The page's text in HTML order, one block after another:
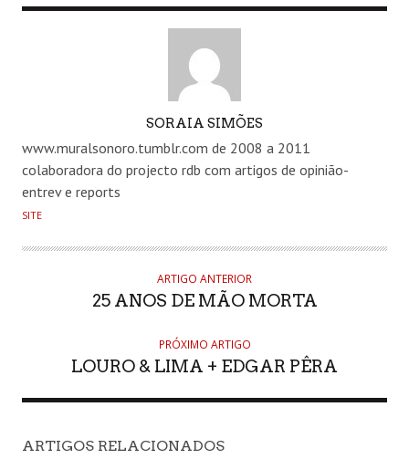
SORAIA SIMÕES
www.muralsonoro.tumblr.com de 2008 a 2011
colaboradora do projecto rdb com artigos de opinião-
entrev e reports
SITE
ARTIGO ANTERIOR
25 ANOS DE MÃO MORTA
PRÓXIMO ARTIGO
LOURO & LIMA + EDGAR PÊRA
ARTIGOS RELACIONADOS